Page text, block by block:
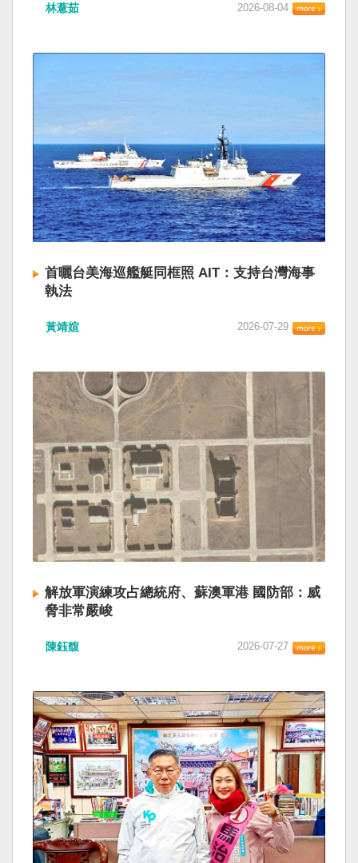
林薏茹 2026-08-04
首曬台美海巡艦艇同框照 AIT：支持台灣海事
執法
黃靖媗 2026-07-29
解放軍演練攻占總統府、蘇澳軍港 國防部：威
脅非常嚴峻
陳鈺馥 2026-07-27